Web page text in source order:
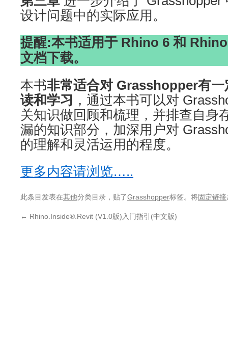
设计问题中的实际应用。
提醒:本书适用于 Rhino 6 和
文档下载。
本书非常适合对 Grasshopper有一
读和学习
，通过本书可以对
关知识做回顾和梳理，并排查自身
漏的知识部分，加深用户对
的理解和灵活运用的程度。
更多内容请浏览…..
此条目发表在其他分类目录，贴了Grasshopper标签。将固定链接
← Rhino.Inside®.Revit (V1.0版)入门指引(中文版)